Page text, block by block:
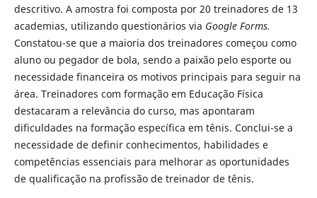
descritivo. A amostra foi composta por 20 treinadores de 13
academias, utilizando questionários via Google Forms.
Constatou-se que a maioria dos treinadores começou como
aluno ou pegador de bola, sendo a paixão pelo esporte ou
necessidade financeira os motivos principais para seguir na
área. Treinadores com formação em Educação Física
destacaram a relevância do curso, mas apontaram
dificuldades na formação específica em tênis. Conclui-se a
necessidade de definir conhecimentos, habilidades e
competências essenciais para melhorar as oportunidades
de qualificação na profissão de treinador de tênis.